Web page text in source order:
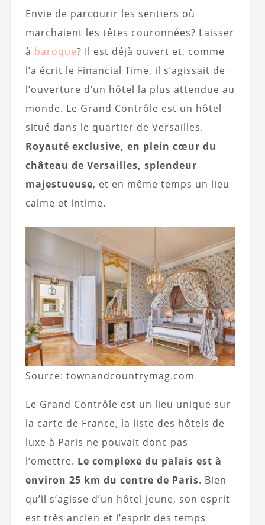
Envie de parcourir les sentiers où
marchaient les têtes couronnées? Laisser
à baroque? Il est déjà ouvert et, comme
l’a écrit le Financial Time, il s’agissait de
l’ouverture d’un hôtel la plus attendue au
monde. Le Grand Contrôle est un hôtel
situé dans le quartier de Versailles.
Royauté exclusive, en plein cœur du
château de Versailles, splendeur
majestueuse, et en même temps un lieu
calme et intime.
Source: townandcountrymag.com
Le Grand Contrôle est un lieu unique sur
la carte de France, la liste des hôtels de
luxe à Paris ne pouvait donc pas
l’omettre. Le complexe du palais est à
environ 25 km du centre de Paris. Bien
qu’il s’agisse d’un hôtel jeune, son esprit
est très ancien et l’esprit des temps